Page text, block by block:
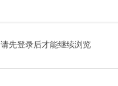
请先登录后才能继续浏览